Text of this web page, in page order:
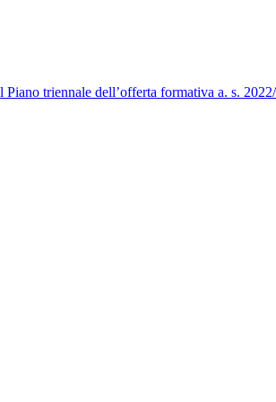
triennale dell’offerta formativa a. s.